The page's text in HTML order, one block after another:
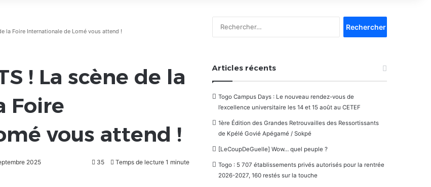
la Foire Internationale de Lomé vous attend !
! La scène de la
Foire
vous attend !
2025 35 Temps de lecture 1 minute
Articles récents
Togo Campus Days : Le nouveau rendez-vous de
l’excellence universitaire les 14 et 15 août au CETEF
1ère Édition des Grandes Retrouvailles des Ressortissants
de Kpélé Govié Apégamé / Sokpé
[LeCoupDeGuelle] Wow… quel peuple ?
Togo : 5 707 établissements privés autorisés pour la rentrée
2026-2027, 160 restés sur la touche